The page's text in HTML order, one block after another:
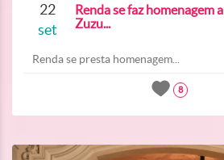
22
set
Renda se faz homenagem a
Zuzu...
Renda se presta homenagem...
8